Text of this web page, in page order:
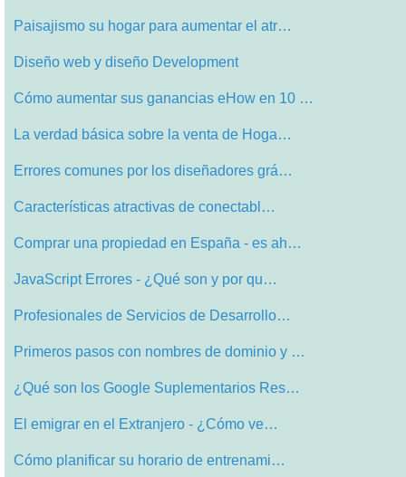
Paisajismo su hogar para aumentar el atr…
Diseño web y diseño Development
Cómo aumentar sus ganancias eHow en 10 …
La verdad básica sobre la venta de Hoga…
Errores comunes por los diseñadores grá…
Características atractivas de conectabl…
Comprar una propiedad en España - es ah…
JavaScript Errores - ¿Qué son y por qu…
Profesionales de Servicios de Desarrollo…
Primeros pasos con nombres de dominio y …
¿Qué son los Google Suplementarios Res…
El emigrar en el Extranjero - ¿Cómo ve…
Cómo planificar su horario de entrenami…